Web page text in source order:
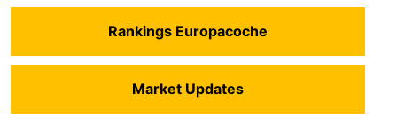
Rankings Europacoche
Market Updates